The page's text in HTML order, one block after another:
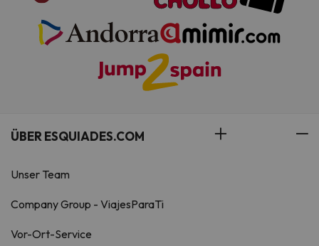
ÜBER ESQUIADES.COM
Unser Team
Company Group - ViajesParaTi
Vor-Ort-Service